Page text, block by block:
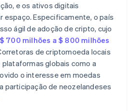
e os ativos digitais
espaço. Especificamente, o país
ágil de adoção de cripto, cujo
$ 700 milhões a $ 800 milhões
de criptomoeda locais
plataformas globais como a
o interesse em moedas
participação de neozelandeses